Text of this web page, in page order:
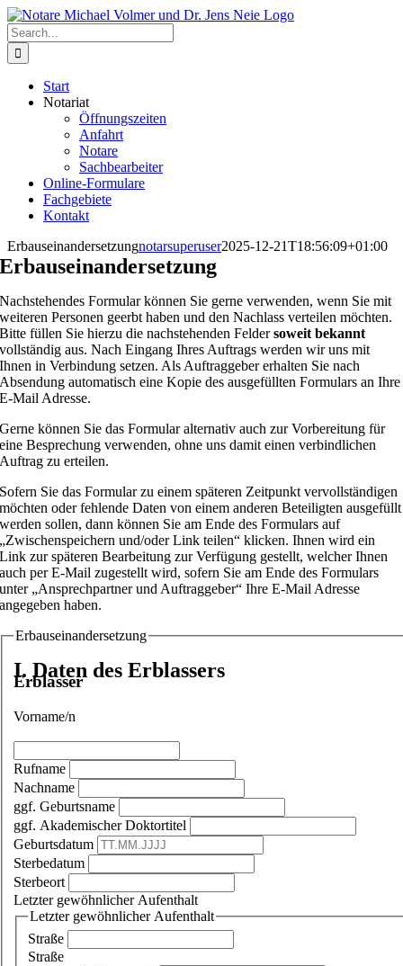
Skip
to
content
Search
for:
Start
Notariat
Öffnungszeiten
Anfahrt
Notare
Sachbearbeiter
Online-Formulare
Fachgebiete
Kontakt
Erbauseinandersetzungnotarsuperuser2025-12-21T18:56:09+01:00
Erbauseinandersetzung
Nachstehendes Formular können Sie gerne verwenden, wenn Sie mit
weiteren Personen geerbt haben und den Nachlass verteilen möchten.
Bitte füllen Sie hierzu die nachstehenden Feldersoweit bekannt
vollständig aus. Nach Eingang Ihres Auftrags werden wir uns mit
Ihnen in Verbindung setzen. Als Auftraggeber erhalten Sie nach
Absendung automatisch eine Kopie des ausgefüllten Formulars an Ihre
E-Mail Adresse.
Gerne können Sie das Formular alternativ auch zur Vorbereitung für
eine Besprechung verwenden, ohne uns damit einen verbindlichen
Auftrag zu erteilen.
Sofern Sie das Formular zu einem späteren Zeitpunkt vervollständigen
möchten oder fehlende Daten von einem anderen Beteiligten ausgefüllt
werden sollen, dann können Sie am Ende des Formulars auf
„Zwischenspeichern und/oder Link teilen“ klicken. Ihnen wird ein
Link zur späteren Bearbeitung zur Verfügung gestellt, welcher Ihnen
auch per E-Mail zugestellt wird, sofern Sie am Ende des Formulars
unter „Ansprechpartner und Auftraggeber“ Ihre E-Mail Adresse
angegeben haben.
Erbauseinandersetzung
I. Daten des Erblassers
Erblasser
Vorname/n
Rufname
Nachname
ggf. Geburtsname
ggf. Akademischer Doktortitel
Geburtsdatum
Sterbedatum
Sterbeort
Letzter gewöhnlicher Aufenthalt
Letzter gewöhnlicher Aufenthalt
Straße
Straße